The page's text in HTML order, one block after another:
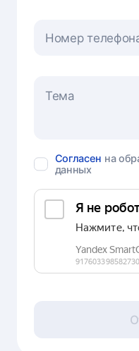
Номер
Согласен на
данных